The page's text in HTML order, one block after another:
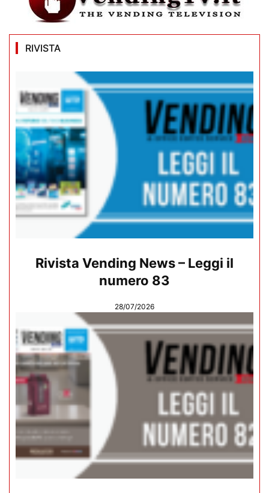
RIVISTA
Rivista Vending News – Leggi il
numero 83
28/07/2026